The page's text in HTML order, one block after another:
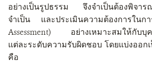
อย่างเป็นรูปธรรม
จึงจำเป็นต้องพิจา
จำเป็น
และประเมินความต้องการในก
Assessment) อย่างเหมาะสมให้กับบุ
แต่ละระดับความรับผิดชอบ โดยแบ่งออก
คือ